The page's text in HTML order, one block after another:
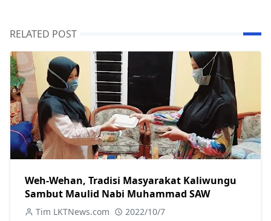
RELATED POST
Weh-Wehan, Tradisi Masyarakat Kaliwungu
Sambut Maulid Nabi Muhammad SAW
Tim LKTNews.com 2022/10/7